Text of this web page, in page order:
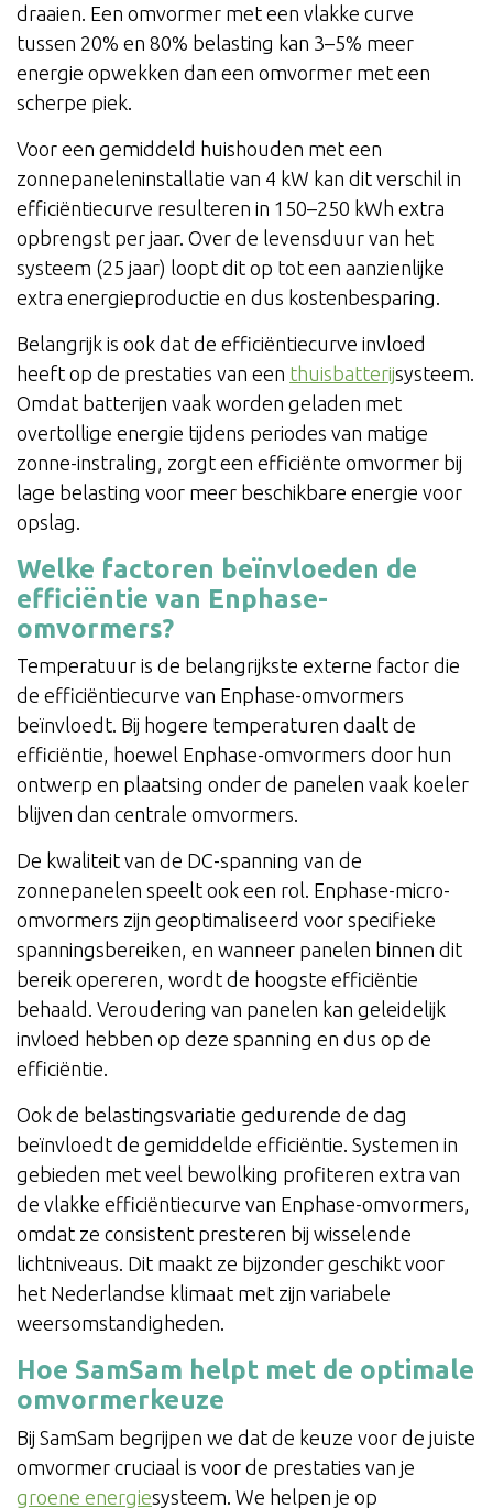
draaien. Een omvormer met een vlakke curve
tussen 20% en 80% belasting kan 3–5% meer
energie opwekken dan een omvormer met een
scherpe piek.
Voor een gemiddeld huishouden met een
zonnepaneleninstallatie van 4 kW kan dit verschil in
efficiëntiecurve resulteren in 150–250 kWh extra
opbrengst per jaar. Over de levensduur van het
systeem (25 jaar) loopt dit op tot een aanzienlijke
extra energieproductie en dus kostenbesparing.
Belangrijk is ook dat de efficiëntiecurve invloed
heeft op de prestaties van een thuisbatterijsysteem.
Omdat batterijen vaak worden geladen met
overtollige energie tijdens periodes van matige
zonne-instraling, zorgt een efficiënte omvormer bij
lage belasting voor meer beschikbare energie voor
opslag.
Welke factoren beïnvloeden de
efficiëntie van Enphase-
omvormers?
Temperatuur is de belangrijkste externe factor die
de efficiëntiecurve van Enphase-omvormers
beïnvloedt. Bij hogere temperaturen daalt de
efficiëntie, hoewel Enphase-omvormers door hun
ontwerp en plaatsing onder de panelen vaak koeler
blijven dan centrale omvormers.
De kwaliteit van de DC-spanning van de
zonnepanelen speelt ook een rol. Enphase-micro-
omvormers zijn geoptimaliseerd voor specifieke
spanningsbereiken, en wanneer panelen binnen dit
bereik opereren, wordt de hoogste efficiëntie
behaald. Veroudering van panelen kan geleidelijk
invloed hebben op deze spanning en dus op de
efficiëntie.
Ook de belastingsvariatie gedurende de dag
beïnvloedt de gemiddelde efficiëntie. Systemen in
gebieden met veel bewolking profiteren extra van
de vlakke efficiëntiecurve van Enphase-omvormers,
omdat ze consistent presteren bij wisselende
lichtniveaus. Dit maakt ze bijzonder geschikt voor
het Nederlandse klimaat met zijn variabele
weersomstandigheden.
Hoe SamSam helpt met de optimale
omvormerkeuze
Bij SamSam begrijpen we dat de keuze voor de juiste
omvormer cruciaal is voor de prestaties van je
groene energiesysteem. We helpen je op